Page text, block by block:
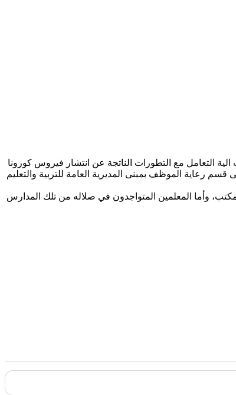
التعامل مع التطورات الناتجة عن انتشار فيروس كورونا
رعاية الموظف بمبنى المديرية العامة للتربية والتعليم
وأما المعلمين المتواجدون في صلاله من تلك المدارس